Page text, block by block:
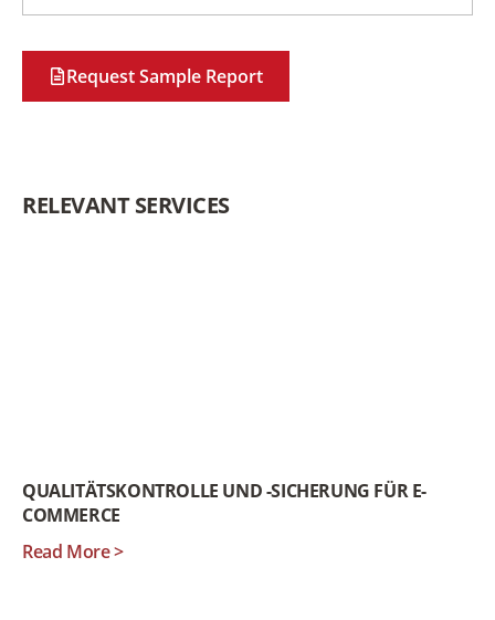
Request Sample Report
RELEVANT SERVICES
QUALITÄTSKONTROLLE UND -SICHERUNG FÜR E-
COMMERCE
Read More >